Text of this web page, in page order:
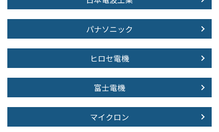
パナソニック
ヒロセ電機
富士電機
マイクロン